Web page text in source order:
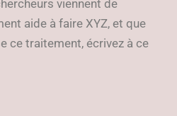
viennent de
aide à faire XYZ, et que
ce traitement, écrivez à ce